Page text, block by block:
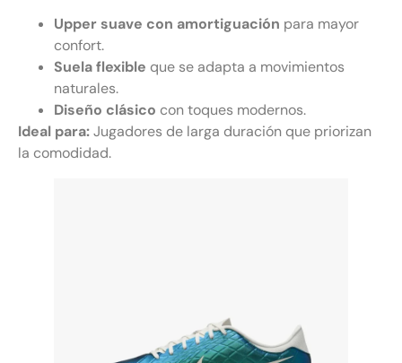
Upper suave con amortiguación para mayor
confort.
Suela flexible que se adapta a movimientos
naturales.
Diseño clásico con toques modernos.
Ideal para:Jugadores de larga duración que priorizan
la comodidad.